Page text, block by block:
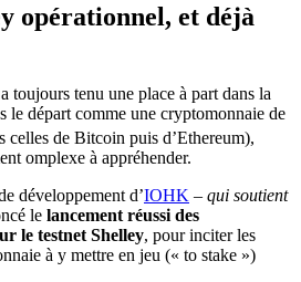
opérationnel, et déjà
a toujours tenu une place à part dans la
le départ comme une cryptomonnaie de
celles de Bitcoin puis d’Ethereum),
omplexe à appréhender.
développement d’IOHK – qui soutient
le lancement réussi des
le testnet Shelley, pour inciter les
à y mettre en jeu (« to stake »)